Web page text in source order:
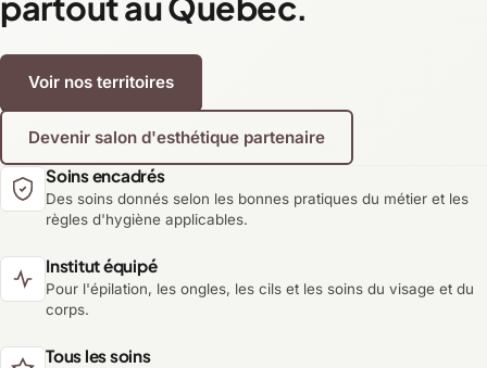
Voir nos territoires
Devenir salon d'esthétique partenaire
Soins encadrés
Des soins donnés selon les bonnes pratiques du métier et les
règles d'hygiène applicables.
Institut équipé
Pour l'épilation, les ongles, les cils et les soins du visage et du
corps.
Tous les soins